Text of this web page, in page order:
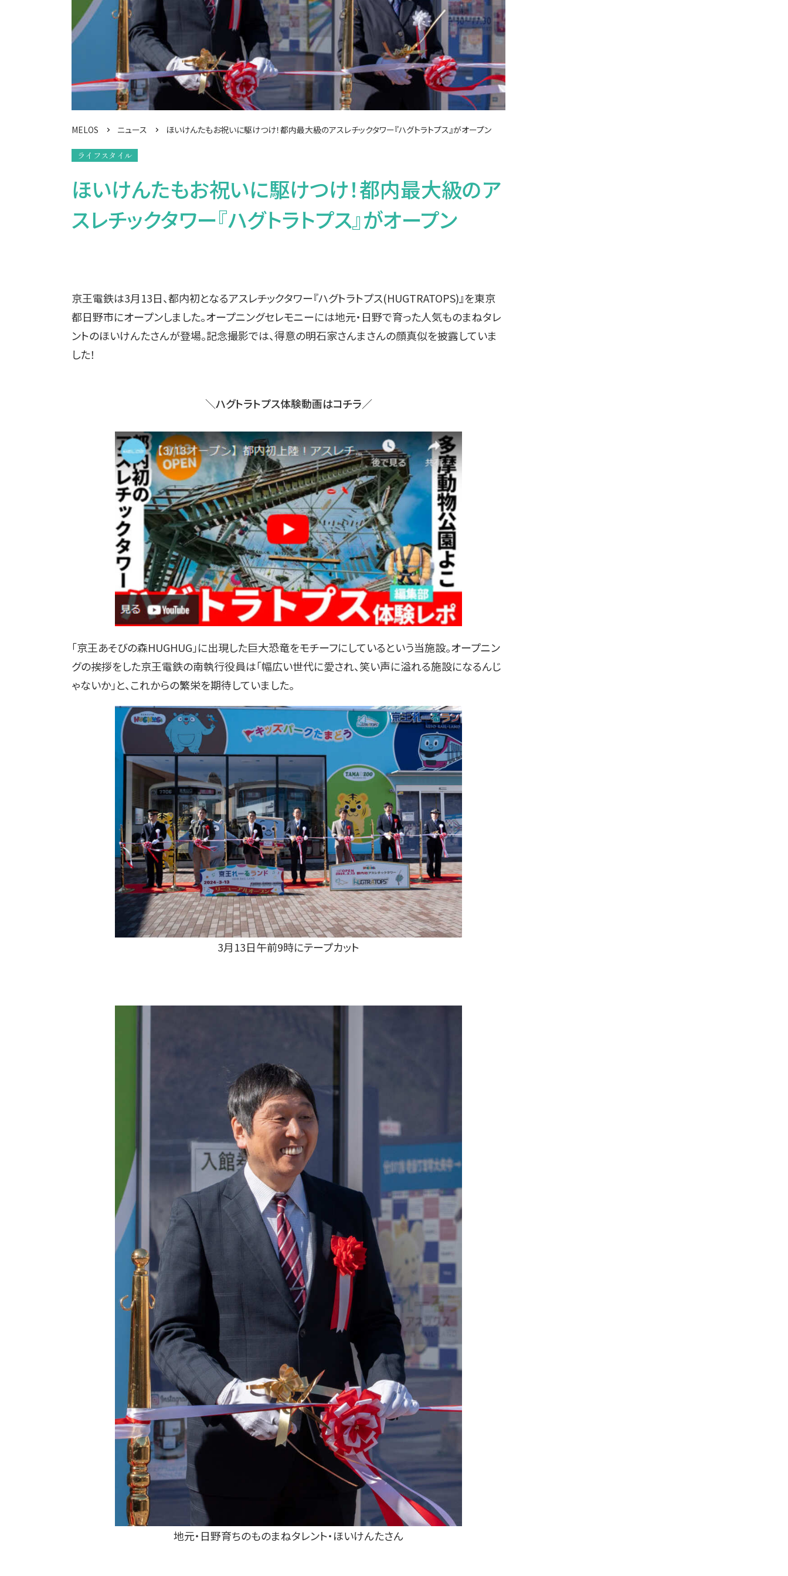
MELOS ニュース ほいけんたもお祝いに駆けつけ！都内最大級のアスレチックタワー『ハグトラトプス』がオープン
ライフスタイル
ほいけんたもお祝いに駆けつけ！都内最大級のア
スレチックタワー『ハグトラトプス』がオープン
京王電鉄は3月13日、都内初となるアスレチックタワー『ハグトラトプス(HUGTRATOPS)』を東京
都日野市にオープンしました。オープニングセレモニーには地元・日野で育った人気ものまねタレ
ントのほいけんたさんが登場。記念撮影では、得意の明石家さんまさんの顔真似を披露していま
した！
＼ハグトラトプス体験動画はコチラ／
「京王あそびの森HUGHUG」に出現した巨大恐竜をモチーフにしているという当施設。オープニン
グの挨拶をした京王電鉄の南執行役員は「幅広い世代に愛され、笑い声に溢れる施設になるんじ
ゃないか」と、これからの繁栄を期待していました。
3月13日午前9時にテープカット
地元・日野育ちのものまねタレント・ほいけんたさん